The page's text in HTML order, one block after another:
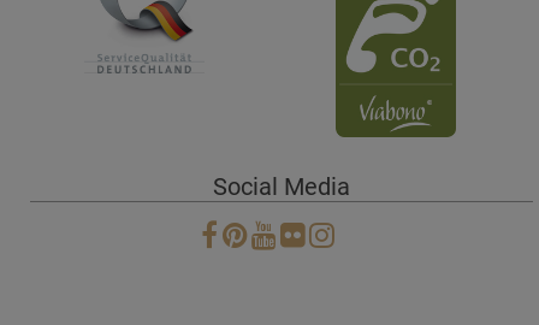
Social Media